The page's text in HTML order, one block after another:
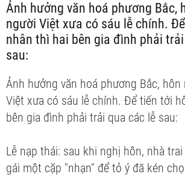
Ảnh hưởng văn hoá phương Bắc,
người Việt xưa có sáu lễ chính.
nhân thì hai bên gia đình phải
sau:
Ảnh hưởng văn hoá phương Bắc, hôn
Việt xưa có sáu lễ chính. Để tiến tới
bên gia đình phải trải qua các lễ sau:
Lễ nạp thái: sau khi nghị hôn, nhà
gái một cặp "nhạn" để tỏ ý đã kén